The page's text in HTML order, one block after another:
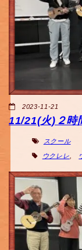
2023-11-21
11/21(火)２時
スクール
ウクレレ